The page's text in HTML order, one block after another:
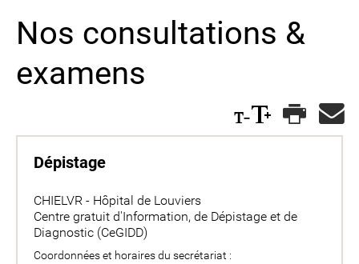
Nos consultations &
examens
Dépistage
CHIELVR - Hôpital de Louviers
Centre gratuit d'Information, de Dépistage et de
Diagnostic (CeGIDD)
Coordonnées et horaires du secrétariat :